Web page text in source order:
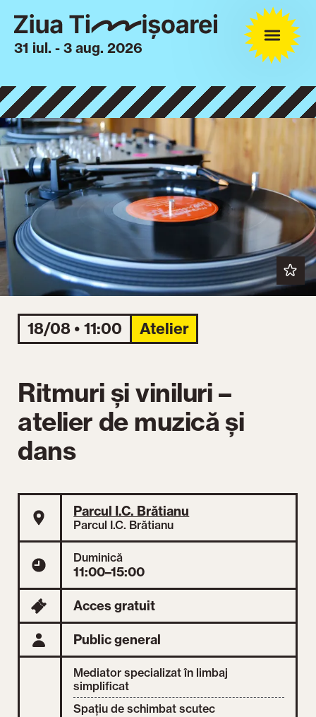
31 iul. - 3 aug. 2026
18/08 • 11:00 Atelier
Ritmuri și viniluri –
atelier de muzică și
dans
Parcul I.C. Brătianu
Parcul I.C. Brătianu
Duminică
11:00–15:00
Acces gratuit
Public general
Mediator specializat în limbaj
simplificat
Spațiu de schimbat scutec